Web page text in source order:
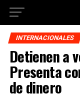
INTERNACIONALES
Detienen a
Presenta
de dinero